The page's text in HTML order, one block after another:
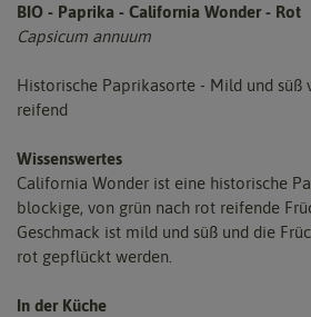
BIO - Paprika - California Wonder - Rot
Capsicum annuum
Historische Paprikasorte - Mild und süß
reifend
Wissenswertes
California Wonder ist eine historische
blockige, von grün nach rot reifende
Geschmack ist mild und süß und die
rot gepflückt werden.
In der Küche